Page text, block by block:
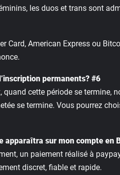
les duos et trans sont
Card, American Express ou
permanents? #6
quand cette période se
se termine. Vous pourrez
apparaîtra sur mon compte en
un paiement réalisé à
discret, fiable et rapide.